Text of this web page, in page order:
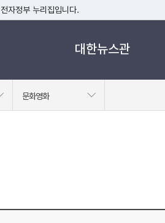
자정부 누리집입니다.
은 대한민국 정부기관이 관리하는 누리집입니
대한뉴스관
문화영화